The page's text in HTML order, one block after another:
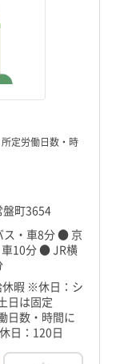
定労働日数・時
盤町3654
ス・車8分 ● 京
車10分 ● JR横
暇 ※休日：シ
日は固定
数・時間に
日：120日